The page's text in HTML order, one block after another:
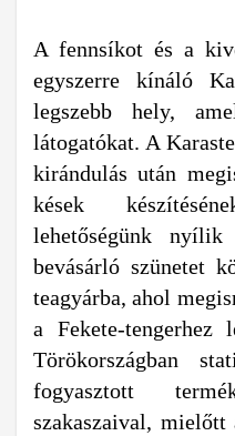
A fennsíkot és a
egyszerre kínáló
legszebb hely,
látogatókat. A
kirándulás után
kések
lehetőségünk
bevásárló szünetet
teagyárba, ahol
a Fekete-tengerhez
Törökországban
fogyasztott
szakaszaival,